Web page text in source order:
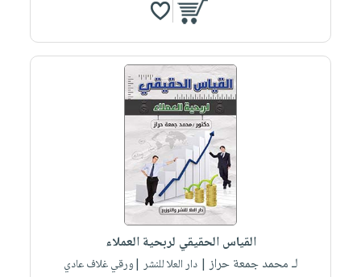
القياس الحقيقي لربحية العملاء
لـ محمد جمعة حراز| دار العلا للنشر |ورقي غلاف عادي